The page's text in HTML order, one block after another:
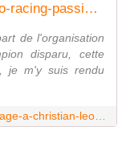
Hommage à Christian LEON - frico-racing-passion moto
de l'organisation
disparu, cette
je m'y suis rendu